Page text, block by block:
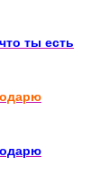
ты есть